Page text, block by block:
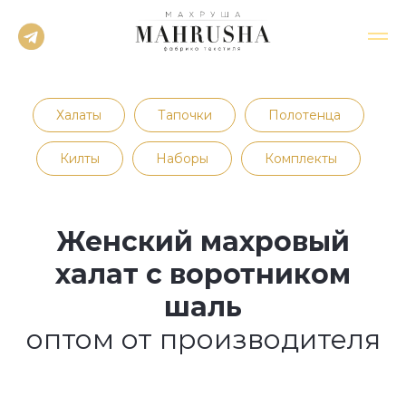
Халаты Тапочки Полотенца
Килты Наборы Комплекты
Женский махровый
халат с воротником
шаль
оптом от производителя